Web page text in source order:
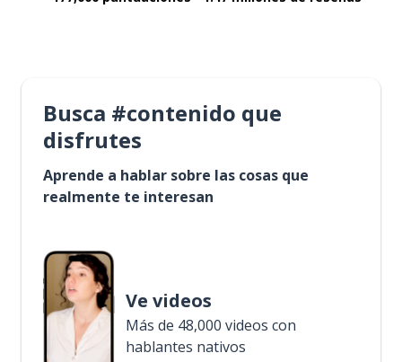
Busca #contenido que
disfrutes
Aprende a hablar sobre las cosas que
realmente te interesan
Ve videos
Más de 48,000 videos con
hablantes nativos